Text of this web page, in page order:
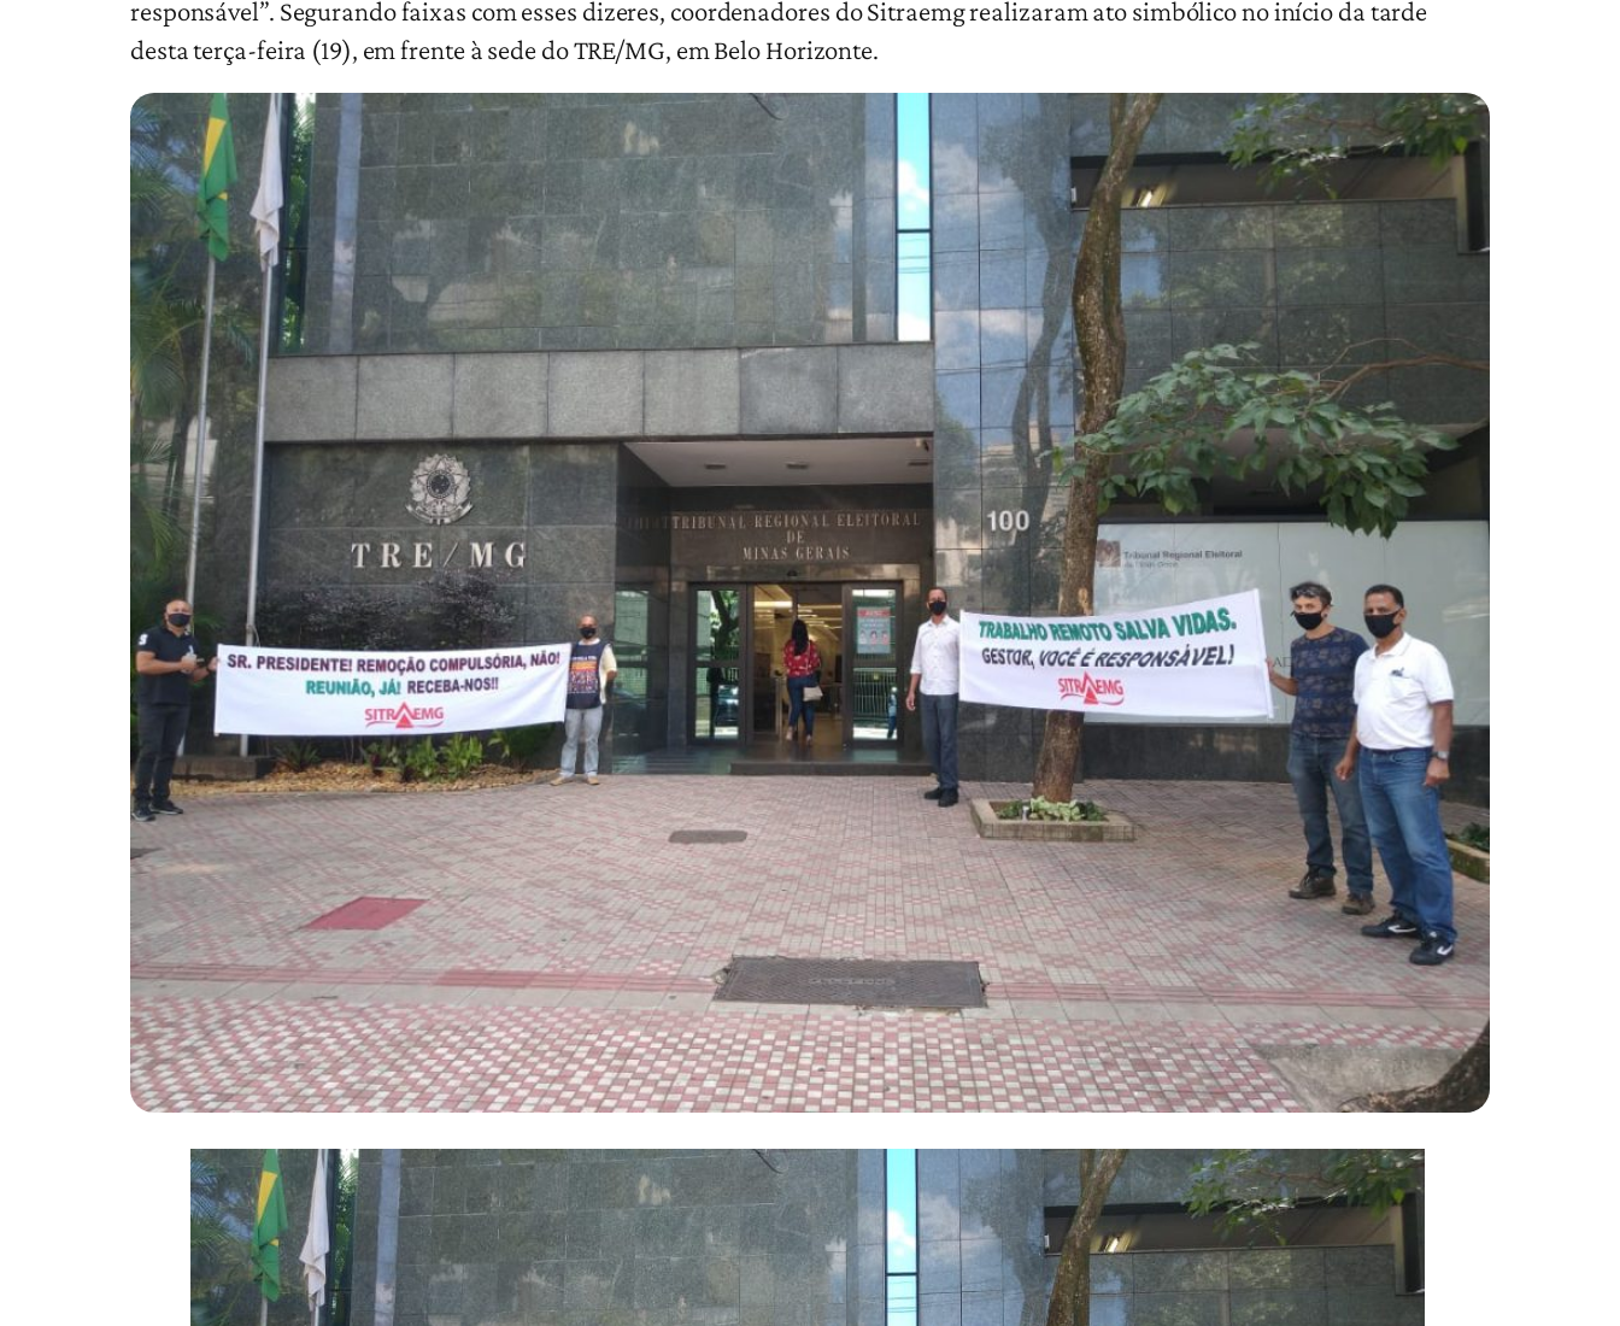
responsável”. Segurando faixas com esses dizeres, coordenadores do Sitraemg realizaram ato simbólico no início da tarde
desta terça-feira (19), em frente à sede do TRE/MG, em Belo Horizonte.